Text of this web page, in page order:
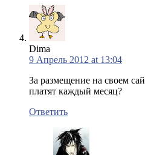
Dima
9 Апрель 2012 at 13:04
За размещение на своем
платят каждый месяц?
Ответить